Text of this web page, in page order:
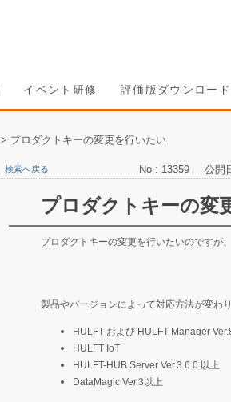
イベント研修 評価版ダウンロード
> プロダクトキーの変更を行いたい
検索へ戻る No : 13359 公開
プロダクトキーの変
プロダクトキーの変更を行いたいのですが
製品やバージョンによって対応方法が変わり
HULFT および HULFT Manager
HULFT IoT
HULFT-HUB Server Ver.3.6.0 以上
DataMagic Ver.3以上